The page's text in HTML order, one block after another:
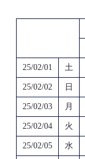
25/02/01 土
25/02/02 日
25/02/03 月
25/02/04 火
25/02/05 水